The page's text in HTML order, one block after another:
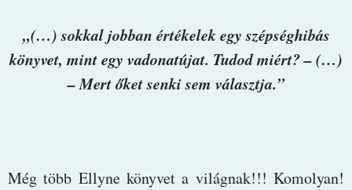
„(…) sokkal jobban értékelek egy szépséghibás
könyvet, mint egy vadonatújat. Tudod miért? – (…)
– Mert őket senki sem választja.”
Még több Ellyne könyvet a világnak!!! Komolyan!